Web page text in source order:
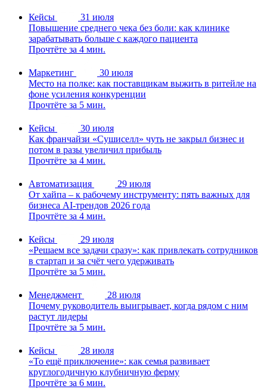
Кейсы
31 июля
Повышение среднего чека без боли: как клинике
зарабатывать больше с каждого пациента
Прочтёте за 4 мин.
Маркетинг
30 июля
Место на полке: как поставщикам выжить в ритейле на
фоне усиления конкуренции
Прочтёте за 5 мин.
Кейсы
30 июля
Как франчайзи «Сушиселл» чуть не закрыл бизнес и
потом в разы увеличил прибыль
Прочтёте за 4 мин.
Автоматизация
29 июля
От хайпа – к рабочему инструменту: пять важных для
бизнеса AI-трендов 2026 года
Прочтёте за 4 мин.
Кейсы
29 июля
«Решаем все задачи сразу»: как привлекать сотрудников
в стартап и за счёт чего удерживать
Прочтёте за 5 мин.
Менеджмент
28 июля
Почему руководитель выигрывает, когда рядом с ним
растут лидеры
Прочтёте за 5 мин.
Кейсы
28 июля
«То ещё приключение»: как семья развивает
круглогодичную клубничную ферму
Прочтёте за 6 мин.